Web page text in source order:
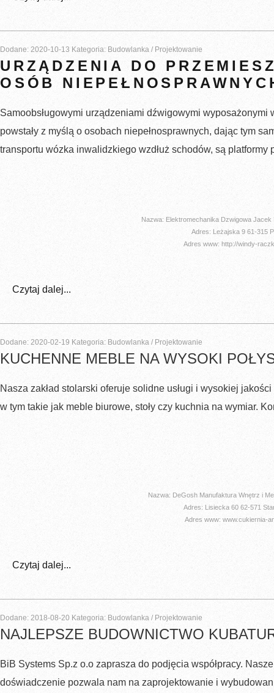
Dodane: 2020-10-13 Kategoria: Budowlanka / Projektowanie
URZĄDZENIA DO
OSÓB
Samoobsługowymi urządzeniami dźwigowymi wyposażonymi
powstały z myślą o osobach niepełnosprawnych, dając tym
transportu wózka inwalidzkiego wzdłuż schodów, są platformy
Nazwa: Elektromechanika Dzwigowa
Adres: Leżajska 9 61-315
Adres www: http://windy-
Czytaj dalej...
Dodane: 2020-02-19 Kategoria: Budowlanka / Projektowanie
KUCHENNE MEBLE NA WYSOKI
Nasza zakład stolarski oferuje solidne usługi i wysokiej
w tym takie jak meble biurowe, stoły czy kuchnia na wymiar.
Nazwa: DeGosh Manufaktura Wnętrz i
Adres: Lisiecka 60 62-­571
Adres www: www.cukiernia-
Czytaj dalej...
Dodane: 2018-08-20 Kategoria: Budowlanka / Projektowanie
NAJLEPSZE BUDOWNICTWO
BiB Systems Sp.z o.o zaprasza do podjęcia współpracy.
doświadczenie pozwala nam na zaprojektowanie i